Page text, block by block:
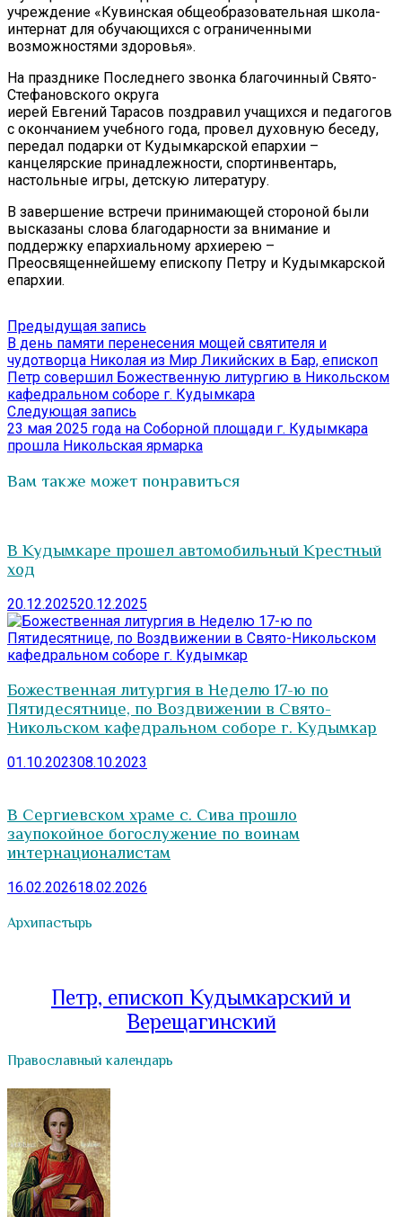
учреждение «Кувинская общеобразовательная школа-
интернат для обучающихся с ограниченными
возможностями здоровья».
На празднике Последнего звонка благочинный Свято-
Стефановского округа
иерей Евгений Тарасов поздравил учащихся и педагогов
с окончанием учебного года, провел духовную беседу,
передал подарки от Кудымкарской епархии –
канцелярские принадлежности, спортинвентарь,
настольные игры, детскую литературу.
В завершение встречи принимающей стороной были
высказаны слова благодарности за внимание и
поддержку епархиальному архиерею –
Преосвященнейшему епископу Петру и Кудымкарской
епархии.
Навигация
по
записям
Предыдущая запись
запись:
В день памяти перенесения мощей святителя и
чудотворца Николая из Мир Ликийских в Бар, епископ
Петр совершил Божественную литургию в Никольском
кафедральном соборе г. Кудымкара
Следующая запись
запись:
23 мая 2025 года на Соборной площади г. Кудымкара
прошла Никольская ярмарка
Вам также может понравиться
В Кудымкаре прошел автомобильный Крестный
ход
20.12.202520.12.2025
Божественная литургия в Неделю 17-ю по
Пятидесятнице, по Воздвижении в Свято-
Никольском кафедральном соборе г. Кудымкар
01.10.202308.10.2023
В Сергиевском храме с. Сива прошло
заупокойное богослужение по воинам
интернационалистам
16.02.202618.02.2026
Архипастырь
Петр, епископ Кудымкарский и
Верещагинский
Православный календарь